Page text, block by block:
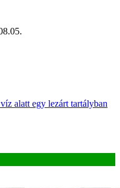
alatt egy lezárt tartályban